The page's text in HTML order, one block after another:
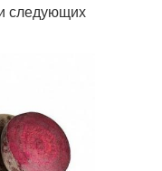
следующих